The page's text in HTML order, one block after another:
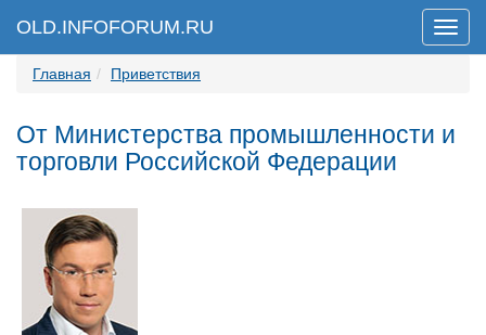
Меню
OLD.INFOFORUM.RU
Главная Приветствия
От Министерства промышленности и
торговли Российской Федерации